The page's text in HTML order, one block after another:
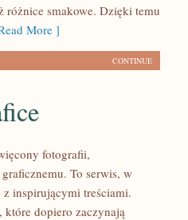
smakowe. Dzięki temu
More ]
CONTINUE
fotografii,
To serwis, w
z inspirującymi treściami.
które dopiero zaczynają